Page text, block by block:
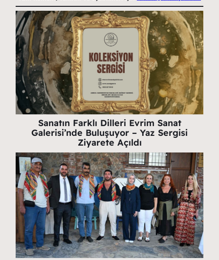
Sanatın Farklı Dilleri Evrim Sanat
Galerisi’nde Buluşuyor – Yaz Sergisi
Ziyarete Açıldı